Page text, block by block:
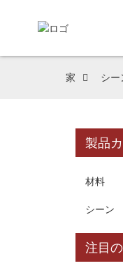
家 シー
製品
材料
シーン
注目